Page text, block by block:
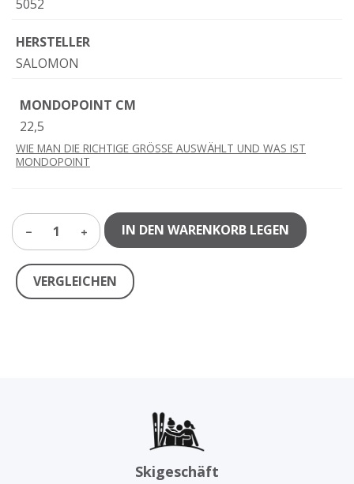
5052
HERSTELLER
SALOMON
MONDOPOINT CM
22,5
WIE MAN DIE RICHTIGE GRÖSSE AUSWÄHLT UND WAS IST
MONDOPOINT
1 IN DEN WARENKORB LEGEN
VERGLEICHEN
Skigeschäft